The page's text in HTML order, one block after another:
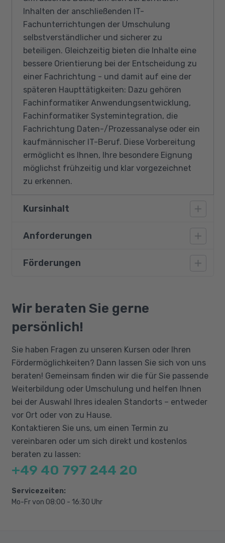
Inhalten der anschließenden IT-
Fachunterrichtungen der Umschulung
selbstverständlicher und sicherer zu
beteiligen. Gleichzeitig bieten die Inhalte eine
bessere Orientierung bei der Entscheidung zu
einer Fachrichtung - und damit auf eine der
späteren Haupttätigkeiten: Dazu gehören
Fachinformatiker Anwendungsentwicklung,
Fachinformatiker Systemintegration, die
Fachrichtung Daten-/Prozessanalyse oder ein
kaufmännischer IT-Beruf. Diese Vorbereitung
ermöglicht es Ihnen, Ihre besondere Eignung
möglichst frühzeitig und klar vorgezeichnet
zu erkennen.
Kursinhalt
Zur Auswahl stehen Inhalte aus folgenden
entsprechend Ihres Bedarfs
Englischkenntnisse
Windows und PC-Grundlagen
Grundlagen Softwareentwicklung,
Objektorientierung, UML
SQL Grundlagen und Datenbankdesign
Webseitengestaltung mit HTML und CSS
Programmiersprachen
Microsoft Azure Fundamentals
Microsoft 365 Fundamentals
Anforderungen
Besondere Teilnahmevoraussetzungen sind
Teilnehmer, seinen Bedarf und seine
Vorkenntnisse abgestimmt werden.
Förderungen
Qualifizierungschancengesetz
Berufliche Rehabilitation
Wir beraten Sie gerne
persönlich!
Sie haben Fragen zu unseren Kursen oder Ihren
Fördermöglichkeiten? Dann lassen Sie sich von uns
beraten! Gemeinsam finden wir die für Sie passende
Weiterbildung oder Umschulung und helfen Ihnen
bei der Auswahl Ihres idealen Standorts – entweder
vor Ort oder von zu Hause.
Kontaktieren Sie uns, um einen Termin zu
vereinbaren oder um sich direkt und kostenlos
beraten zu lassen:
+49 40 797 244 20
Servicezeiten:
Mo-Fr von 08:00 - 16:30 Uhr